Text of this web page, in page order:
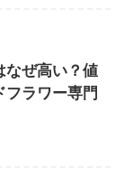
なぜ高い？値
フラワー専門